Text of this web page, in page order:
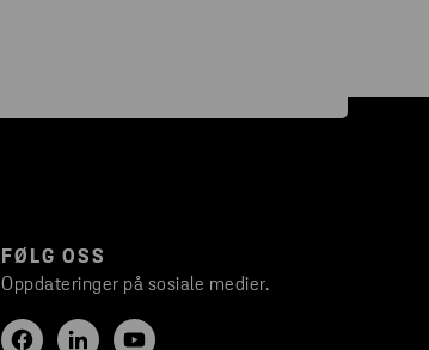
FØLG OSS
Oppdateringer på sosiale medier.